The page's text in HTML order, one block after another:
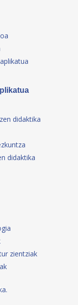
didaktika
didaktika
zientziak